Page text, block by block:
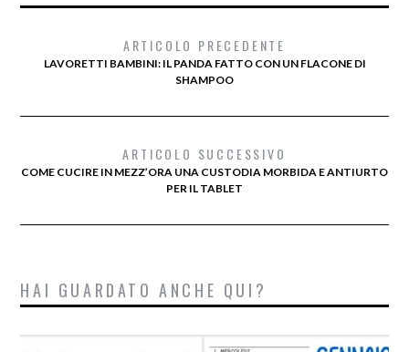
ARTICOLO PRECEDENTE
LAVORETTI BAMBINI: IL PANDA FATTO CON UN FLACONE DI
SHAMPOO
ARTICOLO SUCCESSIVO
COME CUCIRE IN MEZZ’ORA UNA CUSTODIA MORBIDA E ANTIURTO
PER IL TABLET
HAI GUARDATO ANCHE QUI?